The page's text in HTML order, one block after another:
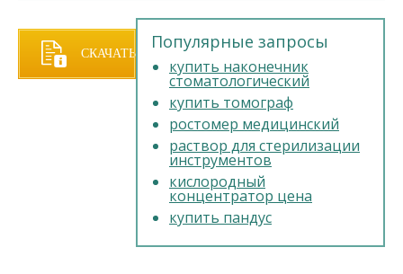
СКАЧАТЬ
Популярные запросы
купить наконечник
стоматологический
купить томограф
ростомер медицинский
раствор для стерилизации
инструментов
кислородный
концентратор цена
купить пандус